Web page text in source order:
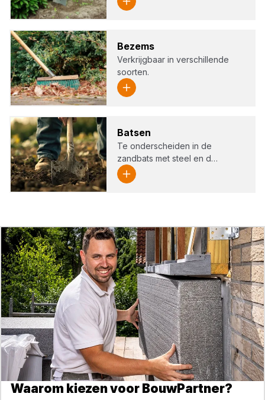
Bezems
Verkrijgbaar in verschillende
soorten.
Bat­sen
Te onderscheiden in de
zandbats met steel en d…
Waarom kiezen voor BouwPartner?